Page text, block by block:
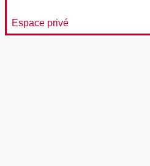
Espace privé